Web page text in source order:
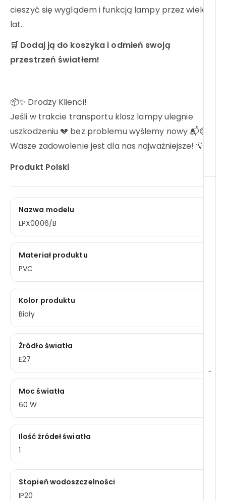
-
cieszyć się wyglądem i funkcją lampy przez wiele
lat.
🛒 Dodaj ją do koszyka i odmień swoją
przestrzeń światłem!
📦✨ Drodzy Klienci!
Jeśli w trakcie transportu klosz lampy ulegnie
uszkodzeniu 💔 bez problemu wyślemy nowy 📬😊
Wasze zadowolenie jest dla nas najważniejsze! 💡❤️
Produkt Polski
Nazwa modelu
LPX0006/B
Materiał produktu
PVC
Kolor produktu
Biały
Źródło światła
E27
Moc światła
60 W
Ilość źródeł światła
1
Stopień wodoszczelności
IP20